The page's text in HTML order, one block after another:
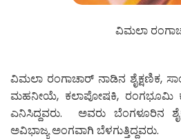
ವಿಮಲಾ
ವಿಮಲಾ ರಂಗಾಚಾರ್ ನಾಡಿನ ಶೈಕ್ಷಣಿಕ,
ಮಹನೀಯೆ, ಕಲಾಪೋಷಕಿ, ರಂಗಭೂಮಿ
ಎನಿಸಿದ್ದವರು. ಅವರು ಬೆಂಗಳೂರಿನ
ಅವಿಭಾಜ್ಯ ಅಂಗವಾಗಿ ಬೆಳಗುತ್ತಿದ್ದವರು.